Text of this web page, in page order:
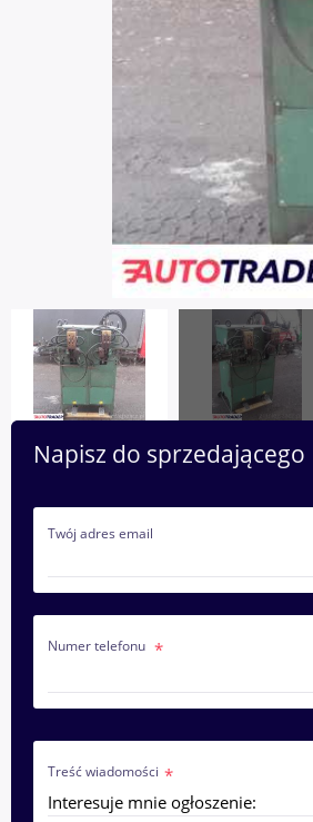
Napisz do sprzedającego
Twój adres email
Numer telefonu
Treść wiadomości